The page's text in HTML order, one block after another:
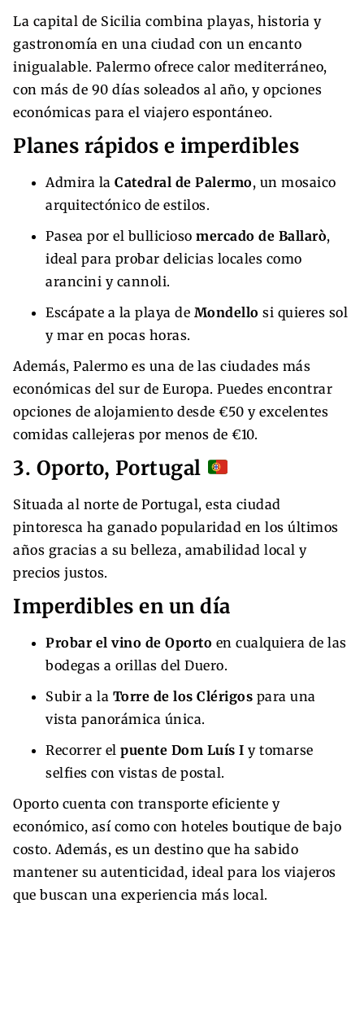
La capital de Sicilia combina playas, historia y
gastronomía en una ciudad con un encanto
inigualable. Palermo ofrece calor mediterráneo,
con más de 90 días soleados al año, y opciones
económicas para el viajero espontáneo.
Planes rápidos e imperdibles
Admira la Catedral de Palermo, un mosaico
arquitectónico de estilos.
Pasea por el bullicioso mercado de Ballarò,
ideal para probar delicias locales como
arancini y cannoli.
Escápate a la playa de Mondello si quieres sol
y mar en pocas horas.
Además, Palermo es una de las ciudades más
económicas del sur de Europa. Puedes encontrar
opciones de alojamiento desde €50 y excelentes
comidas callejeras por menos de €10.
3. Oporto, Portugal
Situada al norte de Portugal, esta ciudad
pintoresca ha ganado popularidad en los últimos
años gracias a su belleza, amabilidad local y
precios justos.
Imperdibles en un día
Probar el vino de Oporto en cualquiera de las
bodegas a orillas del Duero.
Subir a la Torre de los Clérigos para una
vista panorámica única.
Recorrer el puente Dom Luís I y tomarse
selfies con vistas de postal.
Oporto cuenta con transporte eficiente y
económico, así como con hoteles boutique de bajo
costo. Además, es un destino que ha sabido
mantener su autenticidad, ideal para los viajeros
que buscan una experiencia más local.